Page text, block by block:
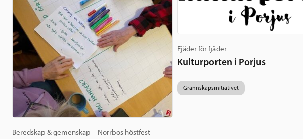
Beredskap & gemenskap – Norrbos höstfest
Fjäder för fjäder
Kulturporten i Porjus
Grannskapsinitiativet